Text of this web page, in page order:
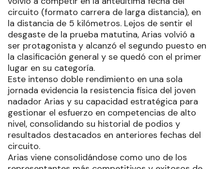
circuito (formato carrera de larga distancia), en
la distancia de 5 kilómetros. Lejos de sentir el
desgaste de la prueba matutina, Arias volvió a
ser protagonista y alcanzó el segundo puesto en
la clasificación general y se quedó con el primer
lugar en su categoría.
Este intenso doble rendimiento en una sola
jornada evidencia la resistencia física del joven
nadador Arias y su capacidad estratégica para
gestionar el esfuerzo en competencias de alto
nivel, consolidando su historial de podios y
resultados destacados en anteriores fechas del
circuito.
Arias viene consolidándose como uno de los